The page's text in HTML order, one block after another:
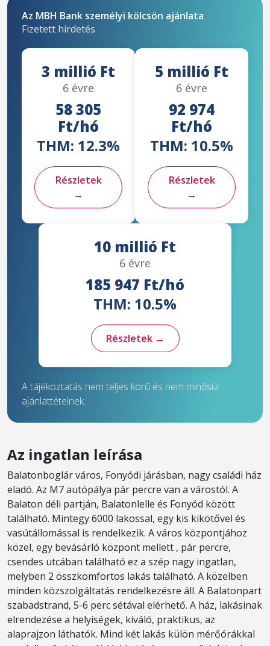
Az MBH Bank személyi kölcsön ajánlata
Fizetett hirdetés
3 millió Ft
6 évre
58 305
Ft/hó
THM: 12.3%
Részletek
→
5 millió Ft
6 évre
92 974
Ft/hó
THM: 10.5%
Részletek
→
10 millió Ft
6 évre
185 947 Ft/hó
THM: 10.5%
Részletek →
A tájékoztatás nem teljes körű és nem minősül
ajánlattételnek.
Az ingatlan leírása
Balatonboglár város, Fonyódi járásban, nagy családi ház
eladó. Az M7 autópálya pár percre van a várostól. A
Balaton déli partján, Balatonlelle és Fonyód között
található. Mintegy 6000 lakossal, egy kis kikötővel és
vasútállomással is rendelkezik. A város központjához
közel, egy bevásárló központ mellett , pár percre,
csendes utcában található ez a szép nagy ingatlan,
melyben 2 összkomfortos lakás található. A közelben
minden közszolgáltatás rendelkezésre áll. A Balatonpart
szabadstrand, 5-6 perc sétával elérhető. A ház, lakásinak
elrendezése a helyiségek, kiváló, praktikus, az
alaprajzon láthatók. Mind két lakás külön mérőórákkal